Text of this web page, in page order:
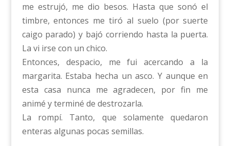
me estrujó, me dio besos. Hasta que sonó el
timbre, entonces me tiró al suelo (por suerte
caigo parado) y bajó corriendo hasta la puerta.
La vi irse con un chico.
Entonces, despacio, me fui acercando a la
margarita. Estaba hecha un asco. Y aunque en
esta casa nunca me agradecen, por fin me
animé y terminé de destrozarla.
La rompí. Tanto, que solamente quedaron
enteras algunas pocas semillas.